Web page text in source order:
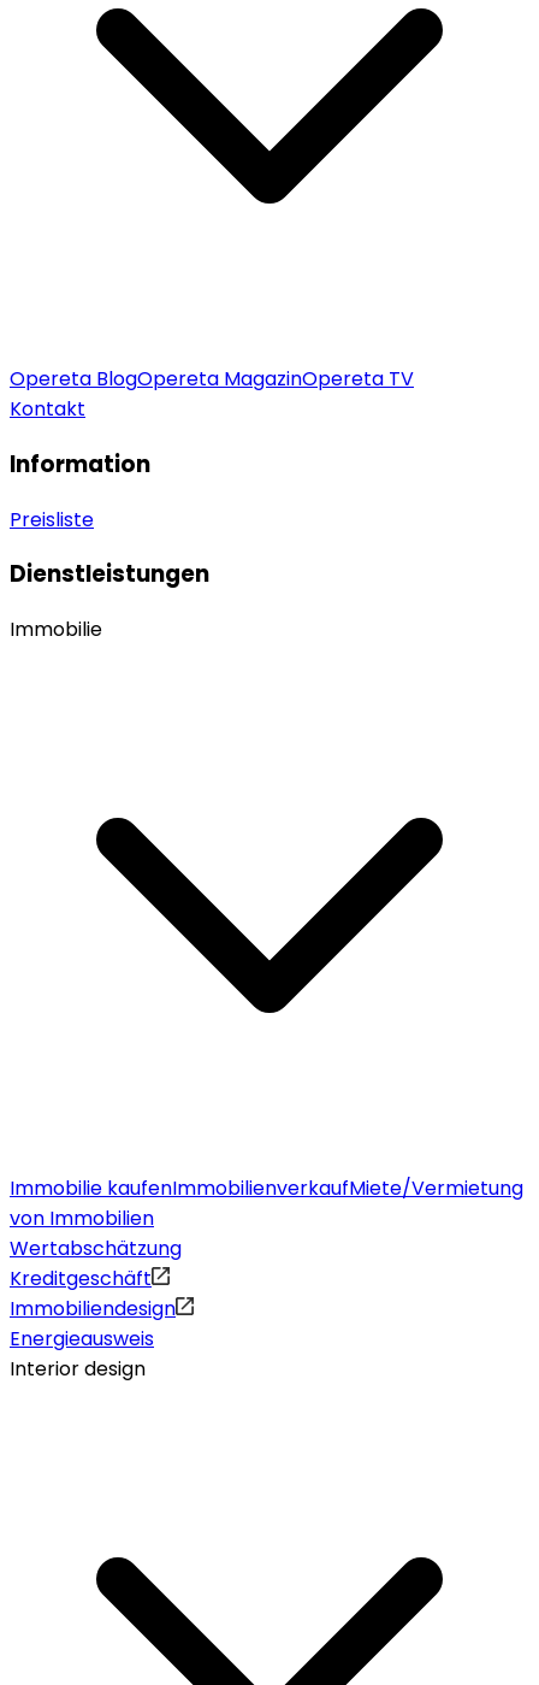
Opereta BlogOpereta MagazinOpereta TV
Kontakt
Information
Preisliste
Dienstleistungen
Immobilie
Immobilie kaufenImmobilienverkaufMiete/Vermietung
von Immobilien
Wertabschätzung
Kreditgeschäft
Immobiliendesign
Energieausweis
Interior design